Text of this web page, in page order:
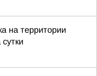
на территории